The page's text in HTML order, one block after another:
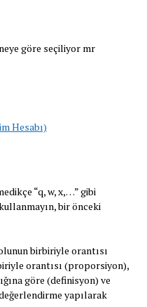
göre seçiliyor mr
Hesabı)
“q, w, x,…” gibi
bir önceki
birbiriyle orantısı
orantısı (proporsiyon),
göre (definisyon) ve
yapılarak